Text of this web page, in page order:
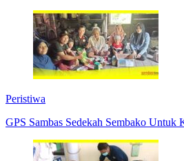
Peristiwa
GPS Sambas Sedekah Sembako Untuk